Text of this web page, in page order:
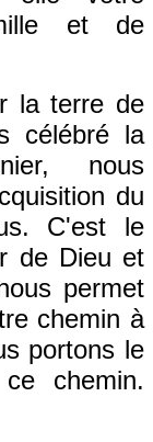
et de
la terre de
célébré la
nous
du
C'est le
de Dieu et
permet
chemin à
portons le
chemin.